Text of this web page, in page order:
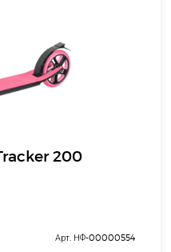
200
Арт. НФ-00000554